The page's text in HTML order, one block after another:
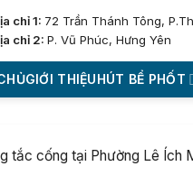
chỉ 1: 72 Trần Thánh Tông,
chỉ 2:P. Vũ Phúc, Hưng Yên
GIỚI THIỆUHÚT BỂ PHỐT
tắc cống tại Phường Lê Ích